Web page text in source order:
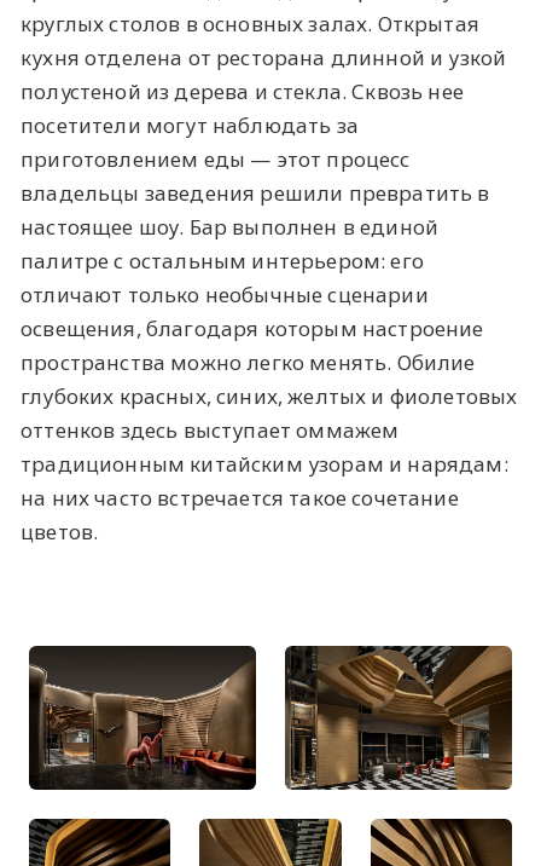
круглых столов в основных залах. Открытая
кухня отделена от ресторана длинной и узкой
полустеной из дерева и стекла. Сквозь нее
посетители могут наблюдать за
приготовлением еды — этот процесс
владельцы заведения решили превратить в
настоящее шоу. Бар выполнен в единой
палитре с остальным интерьером: его
отличают только необычные сценарии
освещения, благодаря которым настроение
пространства можно легко менять. Обилие
глубоких красных, синих, желтых и фиолетовых
оттенков здесь выступает оммажем
традиционным китайским узорам и нарядам:
на них часто встречается такое сочетание
цветов.